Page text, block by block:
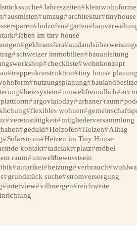
Jahreszeiten
ausmisten umzug architektur tinyhouse
holzofen garten
leben im tiny house
geldtransfers
schweizer immobilien bauanleitung
checkliste wohnkonzept
treppenkonstruktion tiny house planung
nutzungsplanung
heizsystem umweltfreundlich
argoviatoday urbaner raum
flexibles wohnen
vereinstätigkeit mitgliederversammlung
geduld Holzofen Heizen Alltag
Solarstrom Heizen im Tiny House
kontakt tadelakt platz möbel
raum umweltbewusstsein
autarikei heizung verbrauch
grundstück suche stromversorgung
interview villmergen reichweite